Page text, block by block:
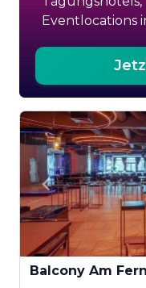
Eventlocations
Balcony Am